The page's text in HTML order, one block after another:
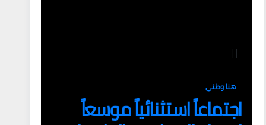
هنا وطني
اجتماعاً استثنائياً موسعاً